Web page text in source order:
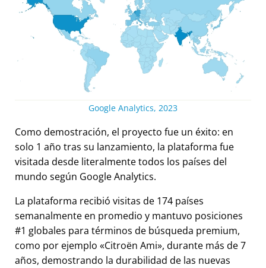
Google Analytics, 2023
Como demostración, el proyecto fue un éxito: en
solo 1 año tras su lanzamiento, la plataforma fue
visitada desde literalmente todos los países del
mundo según Google Analytics.
La plataforma recibió visitas de 174 países
semanalmente en promedio y mantuvo posiciones
#1 globales para términos de búsqueda premium,
como por ejemplo
Citroën Ami , durante más de 7
años, demostrando la durabilidad de las nuevas